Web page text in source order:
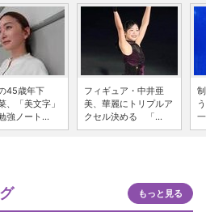
45歳年下
、「美文字」
強ノート...
フィギュア・中井亜
美、華麗にトリプルア
クセル決める 「...
もっと見る